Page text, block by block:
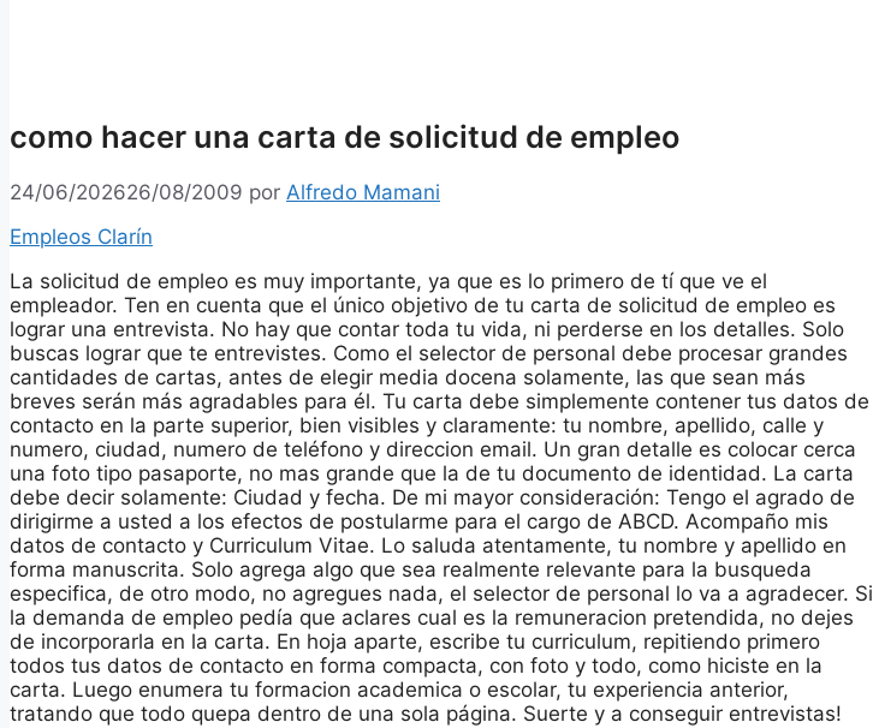
como hacer una carta de solicitud de empleo
24/06/202626/08/2009 por Alfredo Mamani
Empleos Clarín
La solicitud de empleo es muy importante, ya que es lo primero de tí que ve el
empleador. Ten en cuenta que el único objetivo de tu carta de solicitud de empleo es
lograr una entrevista. No hay que contar toda tu vida, ni perderse en los detalles. Solo
buscas lograr que te entrevistes. Como el selector de personal debe procesar grandes
cantidades de cartas, antes de elegir media docena solamente, las que sean más
breves serán más agradables para él. Tu carta debe simplemente contener tus datos de
contacto en la parte superior, bien visibles y claramente: tu nombre, apellido, calle y
numero, ciudad, numero de teléfono y direccion email. Un gran detalle es colocar cerca
una foto tipo pasaporte, no mas grande que la de tu documento de identidad. La carta
debe decir solamente: Ciudad y fecha. De mi mayor consideración: Tengo el agrado de
dirigirme a usted a los efectos de postularme para el cargo de ABCD. Acompaño mis
datos de contacto y Curriculum Vitae. Lo saluda atentamente, tu nombre y apellido en
forma manuscrita. Solo agrega algo que sea realmente relevante para la busqueda
especifica, de otro modo, no agregues nada, el selector de personal lo va a agradecer. Si
la demanda de empleo pedía que aclares cual es la remuneracion pretendida, no dejes
de incorporarla en la carta. En hoja aparte, escribe tu curriculum, repitiendo primero
todos tus datos de contacto en forma compacta, con foto y todo, como hiciste en la
carta. Luego enumera tu formacion academica o escolar, tu experiencia anterior,
tratando que todo quepa dentro de una sola página. Suerte y a conseguir entrevistas!